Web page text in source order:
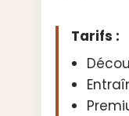
Tarifs :